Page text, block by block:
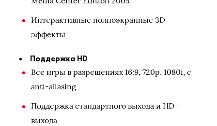
Интерактивные полноэкранные 3D
эффекты
Поддержка HD
Все игры в разрешениях 16:9, 720p, 1080i, с
anti-aliasing
Поддержка стандартного выхода и HD-
выхода